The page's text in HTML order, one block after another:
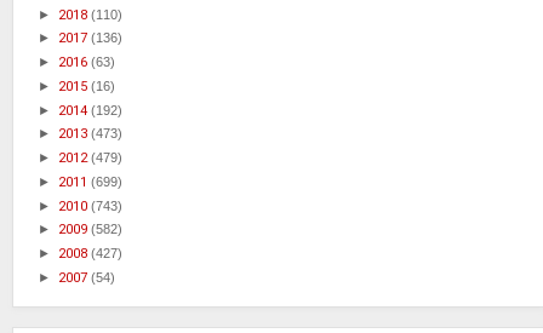
► 2018 (110)
► 2017 (136)
► 2016 (63)
► 2015 (16)
► 2014 (192)
► 2013 (473)
► 2012(479)
► 2011 (699)
► 2010 (743)
► 2009 (582)
► 2008 (427)
► 2007 (54)